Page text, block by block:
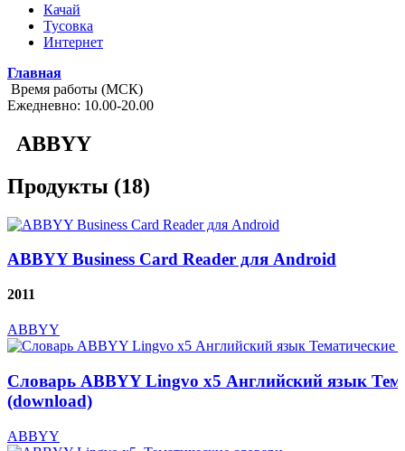
Качай
Тусовка
Интернет
Главная
Время работы (МСК)
Ежедневно: 10.00-20.00
ABBYY
Продукты (18)
ABBYY Business Card Reader для Android
2011
ABBYY
Словарь ABBYY Lingvo x5 Английский язык
(download)
ABBYY